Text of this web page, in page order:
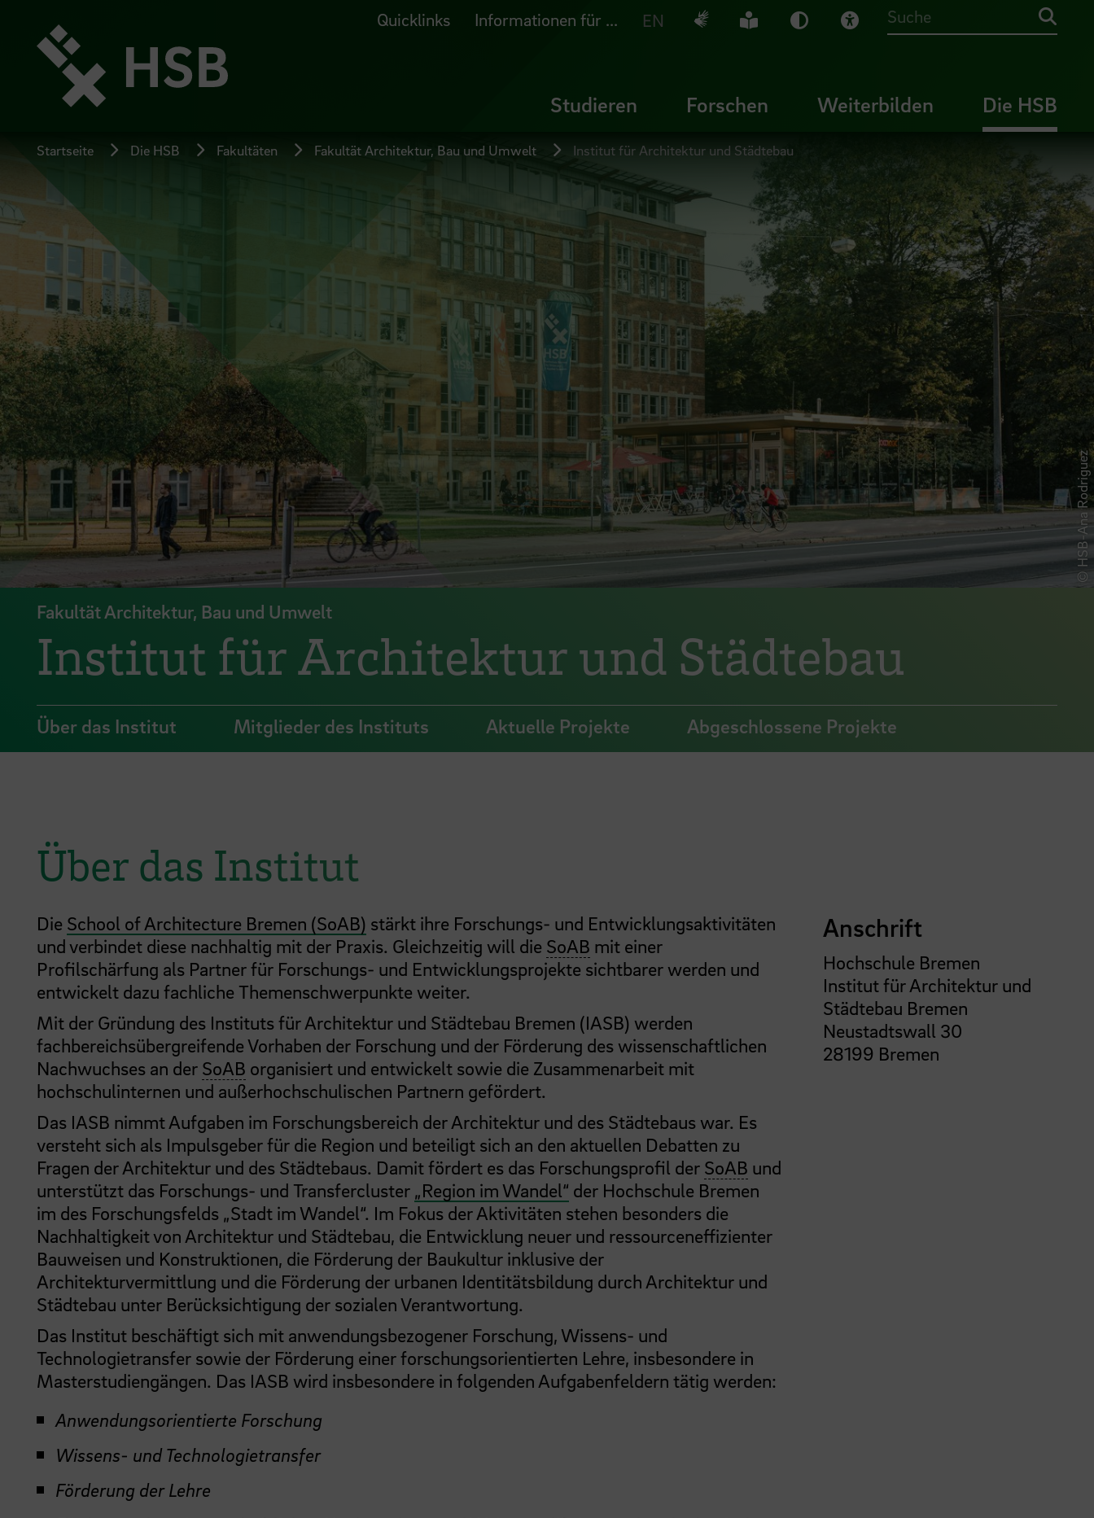
Seiteninhalt
springen
Quicklinks Informationen für ... EN Deutsche Gebärdensprache
Leichte Sprache
Dunkel-Modus
Visuelle Hilfe
Suche
Studieren Forschen Weiterbilden Die HSB
Startseite Die HSB Fakultäten Fakultät Architektur, Bau und Umwelt Institut für Architektur und Städtebau
© HSB-Ana Rodriguez
Fakultät Architektur, Bau und Umwelt
Institut für Architektur und Städtebau
Über das Institut Mitglieder des Instituts Aktuelle Projekte Abgeschlossene Projekte
Über das Institut
Die School of Architecture Bremen (SoAB) stärkt ihre Forschungs- und Entwicklungsaktivitäten
und verbindet diese nachhaltig mit der Praxis. Gleichzeitig will die SoAB mit einer
Profilschärfung als Partner für Forschungs- und Entwicklungsprojekte sichtbarer werden und
entwickelt dazu fachliche Themenschwerpunkte weiter.
Mit der Gründung des Instituts für Architektur und Städtebau Bremen (IASB) werden
fachbereichsübergreifende Vorhaben der Forschung und der Förderung des wissenschaftlichen
Nachwuchses an der SoAB organisiert und entwickelt sowie die Zusammenarbeit mit
hochschulinternen und außerhochschulischen Partnern gefördert.
Das IASB nimmt Aufgaben im Forschungsbereich der Architektur und des Städtebaus war. Es
versteht sich als Impulsgeber für die Region und beteiligt sich an den aktuellen Debatten zu
Fragen der Architektur und des Städtebaus. Damit fördert es das Forschungsprofil der SoAB und
unterstützt das Forschungs- und Transfercluster „Region im Wandel“ der Hochschule Bremen
im des Forschungsfelds „Stadt im Wandel“. Im Fokus der Aktivitäten stehen besonders die
Nachhaltigkeit von Architektur und Städtebau, die Entwicklung neuer und ressourceneffizienter
Bauweisen und Konstruktionen, die Förderung der Baukultur inklusive der
Architekturvermittlung und die Förderung der urbanen Identitätsbildung durch Architektur und
Städtebau unter Berücksichtigung der sozialen Verantwortung.
Das Institut beschäftigt sich mit anwendungsbezogener Forschung, Wissens- und
Technologietransfer sowie der Förderung einer forschungsorientierten Lehre, insbesondere in
Masterstudiengängen. Das IASB wird insbesondere in folgenden Aufgabenfeldern tätig werden:
Anwendungsorientierte Forschung
Wissens- und Technologietransfer
Förderung der Lehre
Anschrift
Hochschule Bremen
Institut für Architektur und
Städtebau Bremen
Neustadtswall 30
28199 Bremen